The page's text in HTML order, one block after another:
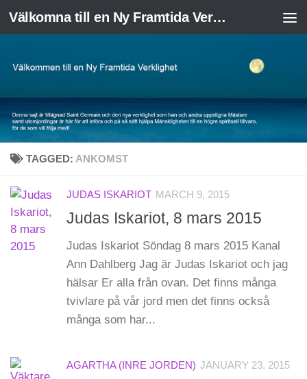
Skip to content Välkomna till en Ny Framtida Verklighet
TAGGED: ANKOMST
JUDAS ISKARIOT MARCH 9, 2015
Judas Iskariot, 8 mars 2015
Judas Iskariot Söndag 8 mars 2015 Kanal
Ann Dahlberg Jag är Judas Iskariot och jag
hälsar Er alla från ovan. Det finns många
tvivlare på vår jord men det finns också
många som har...
AGARTHA (INRE JORDEN) JANUARY 23, 2015